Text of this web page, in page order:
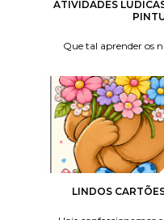
ATIVIDADES
Que tal aprender os
LINDOS